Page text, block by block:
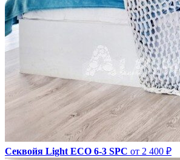
Секвойя Light ЕСО 6-3 SPC от 2 400 ₽